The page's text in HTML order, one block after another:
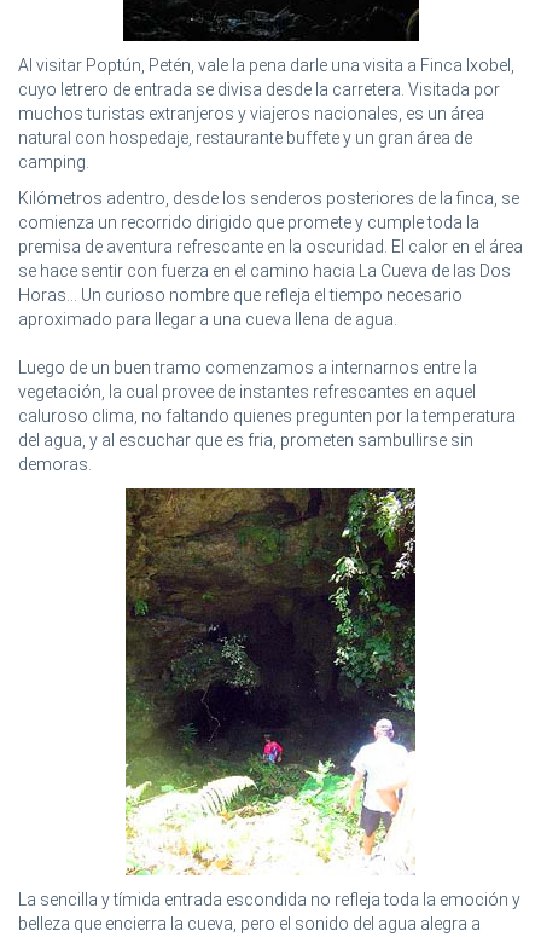
Al visitar Poptún, Petén, vale la pena darle una visita a Finca Ixobel,
cuyo letrero de entrada se divisa desde la carretera. Visitada por
muchos turistas extranjeros y viajeros nacionales, es un área
natural con hospedaje, restaurante buffete y un gran área de
camping.
Kilómetros adentro, desde los senderos posteriores de la finca, se
comienza un recorrido dirigido que promete y cumple toda la
premisa de aventura refrescante en la oscuridad. El calor en el área
se hace sentir con fuerza en el camino hacia La Cueva de las Dos
Horas... Un curioso nombre que refleja el tiempo necesario
aproximado para llegar a una cueva llena de agua.
Luego de un buen tramo comenzamos a internarnos entre la
vegetación, la cual provee de instantes refrescantes en aquel
caluroso clima, no faltando quienes pregunten por la temperatura
del agua, y al escuchar que es fria, prometen sambullirse sin
demoras.
La sencilla y tímida entrada escondida no refleja toda la emoción y
belleza que encierra la cueva, pero el sonido del agua alegra a